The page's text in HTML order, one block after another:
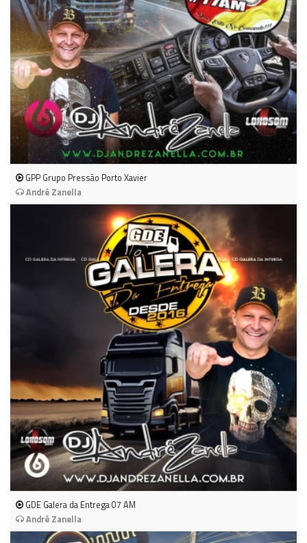
GPP Grupo Pressão Porto Xavier
André Zanella
GDE Galera da Entrega 07 AM
André Zanella